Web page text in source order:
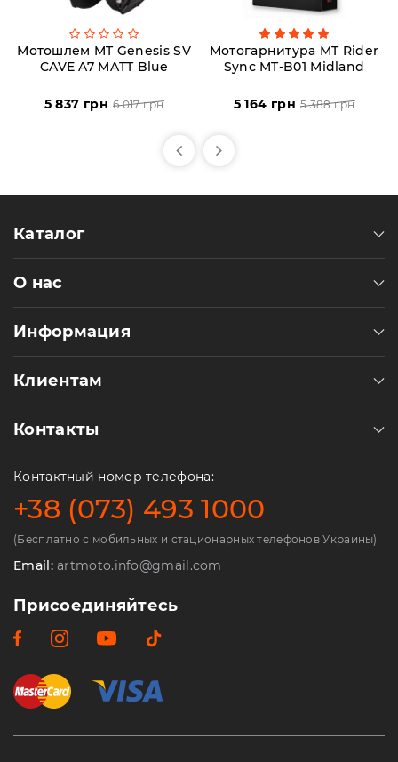
Мотошлем MT Genesis SV
CAVE A7 MATT Blue
5 837 грн 6 017 грн
Мотогарнитура MT Rider
Sync MT-B01 Midland
5 164 грн 5 388 грн
Каталог
О нас
Информация
Клиентам
Контакты
Контактный номер телефона:
+38 (073) 493 1000
(Бесплатно с мобильных и стационарных телефонов Украины)
Email:artmoto.info@gmail.com
Присоединяйтесь